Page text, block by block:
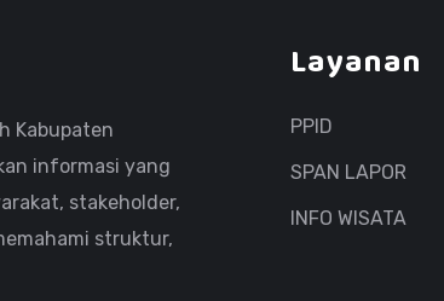
Kabupaten
informasi yang
stakeholder,
struktur,
Layanan
PPID
SPAN LAPOR
INFO WISATA